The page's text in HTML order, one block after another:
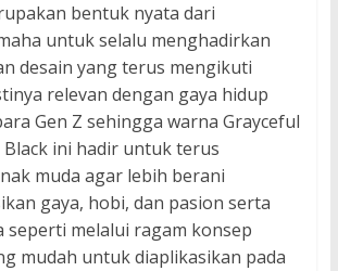
bentuk nyata dari
untuk selalu menghadirkan
desain yang terus mengikuti
relevan dengan gaya hidup
Gen Z sehingga warna Grayceful
Black ini hadir untuk terus
muda agar lebih berani
gaya, hobi, dan pasion serta
seperti melalui ragam konsep
mudah untuk diaplikasikan pada